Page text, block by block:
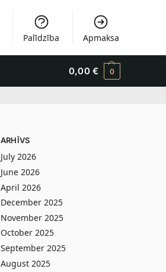
Palīdzība Apmaksa
0,00 € 0
ARHĪVS
July 2026
June 2026
April 2026
December 2025
November 2025
October 2025
September 2025
August 2025